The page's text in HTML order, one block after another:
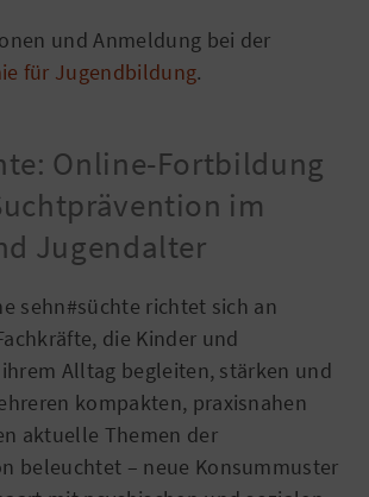
und Anmeldung bei der
für Jugendbildung.
Online-Fortbildung
im
Jugendalter
sehn#süchte richtet sich an
die Kinder und
Alltag begleiten, stärken und
kompakten, praxisnahen
aktuelle Themen der
beleuchtet – neue Konsummuster